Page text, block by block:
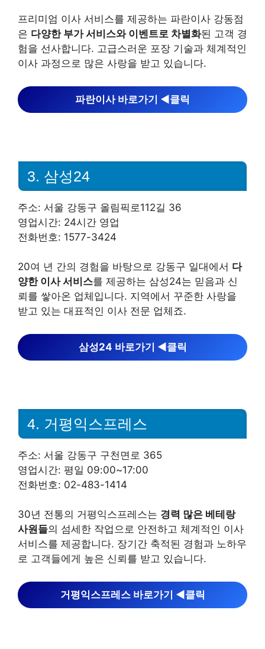
프리미엄 이사 서비스를 제공하는 파란이사 강동점
은 다양한 부가 서비스와 이벤트로 차별화된 고객 경
험을 선사합니다. 고급스러운 포장 기술과 체계적인
이사 과정으로 많은 사랑을 받고 있습니다.
파란이사 바로가기 ◀︎클릭
3. 삼성24
주소: 서울 강동구 올림픽로112길 36
영업시간: 24시간 영업
전화번호: 1577-3424
20여 년 간의 경험을 바탕으로 강동구 일대에서 다
양한 이사 서비스를 제공하는 삼성24는 믿음과 신
뢰를 쌓아온 업체입니다. 지역에서 꾸준한 사랑을
받고 있는 대표적인 이사 전문 업체죠.
삼성24 바로가기 ◀︎클릭
4. 거평익스프레스
주소: 서울 강동구 구천면로 365
영업시간: 평일 09:00~17:00
전화번호: 02-483-1414
30년 전통의 거평익스프레스는 경력 많은 베테랑
사원들의 섬세한 작업으로 안전하고 체계적인 이사
서비스를 제공합니다. 장기간 축적된 경험과 노하우
로 고객들에게 높은 신뢰를 받고 있습니다.
거평익스프레스 바로가기 ◀︎클릭